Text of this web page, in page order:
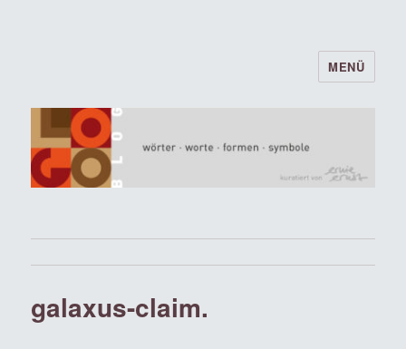
logoblog · · · wörter · worte · formen ·
symbole · · ·
MENÜ
galaxus-claim.